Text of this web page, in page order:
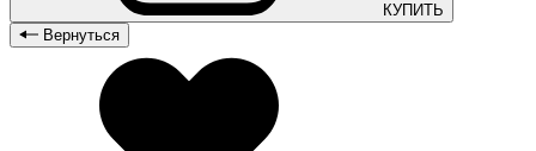
КУПИТЬ
Вернуться